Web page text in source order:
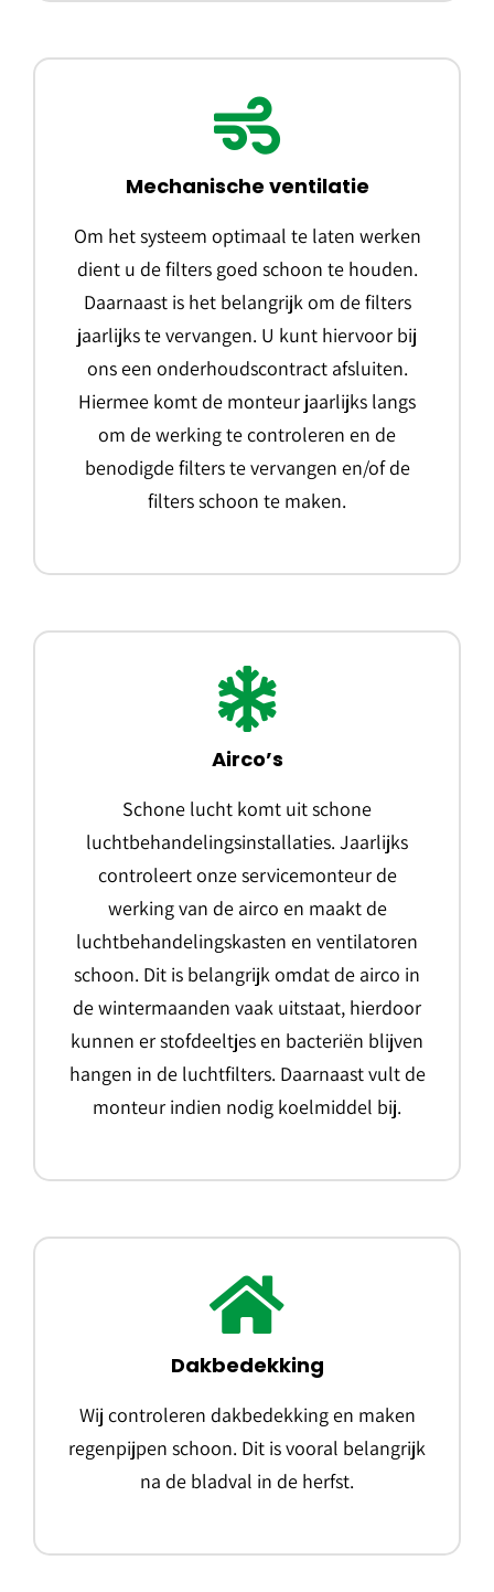
Mechanische ventilatie
Om het systeem optimaal te laten werken
dient u de filters goed schoon te houden.
Daarnaast is het belangrijk om de filters
jaarlijks te vervangen. U kunt hiervoor bij
ons een onderhoudscontract afsluiten.
Hiermee komt de monteur jaarlijks langs
om de werking te controleren en de
benodigde filters te vervangen en/of de
filters schoon te maken.
Airco’s
Schone lucht komt uit schone
luchtbehandelingsinstallaties. Jaarlijks
controleert onze servicemonteur de
werking van de airco en maakt de
luchtbehandelingskasten en ventilatoren
schoon. Dit is belangrijk omdat de airco in
de wintermaanden vaak uitstaat, hierdoor
kunnen er stofdeeltjes en bacteriën blijven
hangen in de luchtfilters. Daarnaast vult de
monteur indien nodig koelmiddel bij.
Dakbedekking
Wij controleren dakbedekking en maken
regenpijpen schoon. Dit is vooral belangrijk
na de bladval in de herfst.